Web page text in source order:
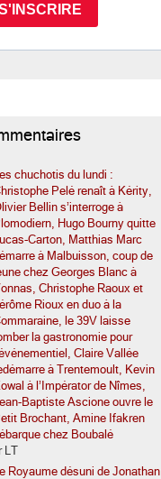
chuchotis du lundi :
Pelé renaît à Kérity,
Bellin s’interroge à
Hugo Bourny quitte
Carton, Matthias Marc
à Malbuisson, coup de
chez Georges Blanc à
Christophe Raoux et
Rioux en duo à la
le 39V laisse
la gastronomie pour
Claire Vallée
à Trentemoult, Kevin
à l’Impérator de Nîmes,
Baptiste Ascione ouvre le
Brochant, Amine Ifakren
chez Boubalé
LT
Royaume désuni de Jonathan